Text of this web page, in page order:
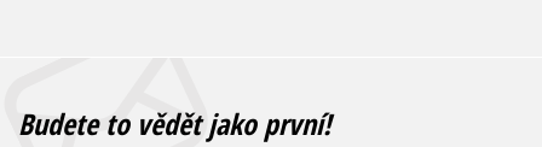
Budete to vědět jako první!